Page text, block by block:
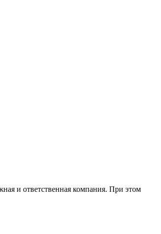
и ответственная компания. При этом